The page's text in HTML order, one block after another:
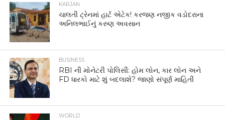
KARJAN
ચાલતી ટ્રેનમાં હાર્ટ એટેક! કરજણ નજીક વડોદરાના
અનિલભાઈનું કરુણ અવસાન
BUSINESS
RBI ની મોનેટરી પોલિસી: હોમ લોન, કાર લોન અને
FD ધારકો માટે શું બદલાશે? જાણો સંપૂર્ણ માહિતી
WORLD